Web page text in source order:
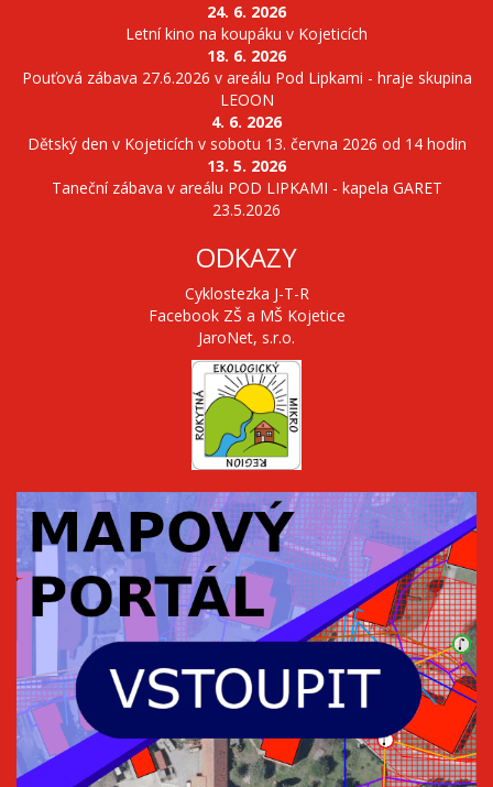
24. 6. 2026
Letní kino na koupáku v Kojeticích
18. 6. 2026
Pouťová zábava 27.6.2026 v areálu Pod Lipkami - hraje skupina
LEOON
4. 6. 2026
Dětský den v Kojeticích v sobotu 13. června 2026 od 14 hodin
13. 5. 2026
Taneční zábava v areálu POD LIPKAMI - kapela GARET
23.5.2026
ODKAZY
Cyklostezka J-T-R
Facebook ZŠ a MŠ Kojetice
JaroNet, s.r.o.